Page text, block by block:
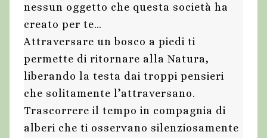
nessun oggetto che questa società ha
creato per te…
Attraversare un bosco a piedi ti
permette di ritornare alla Natura,
liberando la testa dai troppi pensieri
che solitamente l’attraversano.
Trascorrere il tempo in compagnia di
alberi che ti osservano silenziosamente